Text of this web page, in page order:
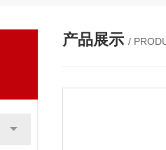
产品展示 /